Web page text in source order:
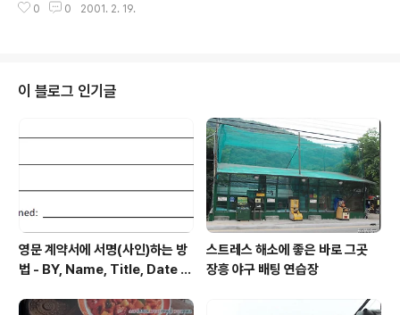
스, 백석대, 호서대천안캠퍼스 등이 있다. 주소: 충남 천안
타고 이동하였다. 내가 볼더를 방문했을때가 발렌타인데이
처럼 많은 IT기업이 입주하고 있어 평균소득도 미국 전체
대비 상위랭크에 속한다고 한다. 그날따라 눈이 폭팔적으
로 왔다. 그런데 오후가 되니 언제 그랬냐는듯이 눈이 대부
분 녹아내렸다. 이곳의 또다른 특징은 도로가 반듯하고 길
어서 교통사고가 나면 10중 추돌, 20중 추돌… 뭐 그렇게
난다고 한다. 졸음운전은 황천길의 지름길이..
0 0 2001. 2. 19.
이 블로그 인기글
영문 계약서에 서명(사인)하는 방
법 - BY, Name, Title, Date Si
스트레스 해소에 좋은 바로 그곳
장흥 야구 배팅 연습장